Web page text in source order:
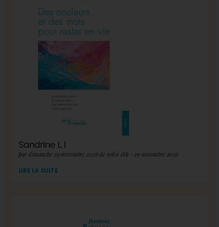
Sandrine L. I
par dimanche 29 novembre 2026 de 10h à 18h - 29 novembre 2026
LIRE LA SUITE